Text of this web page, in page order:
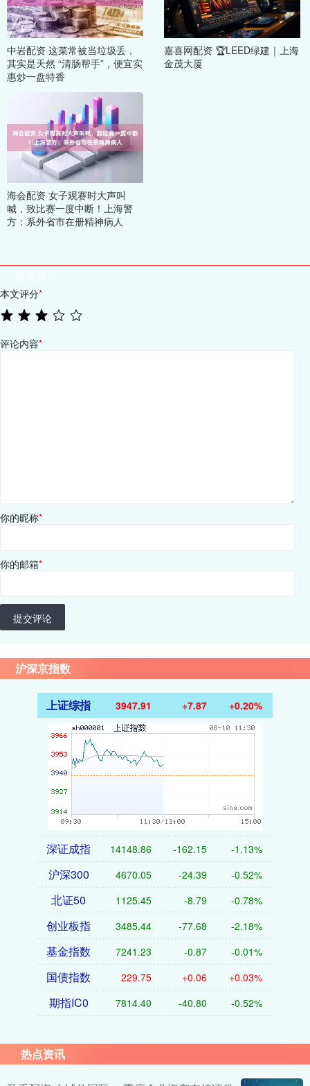
中岩配资 这菜常被当垃圾丢，
其实是天然 “清肠帮手”，便宜实
惠炒一盘特香
嘉喜网配资 🏆LEED绿建｜上海
金茂大厦
海会配资 女子观赛时大声叫
喊，致比赛一度中断！上海警
方：系外省市在册精神病人
本文评分*
评论内容*
你的昵称*
你的邮箱*
提交评论
沪深京指数
上证综指 3947.91 +7.87 +0.20%
深证成指 14148.86 -162.15 -1.13%
沪深300 4670.05 -24.39 -0.52%
北证50 1125.45 -8.79 -0.78%
创业板指 3485.44 -77.68 -2.18%
基金指数 7241.23 -0.87 -0.01%
国债指数 229.75 +0.06 +0.03%
期指IC0 7814.40 -40.80 -0.52%
热点资讯